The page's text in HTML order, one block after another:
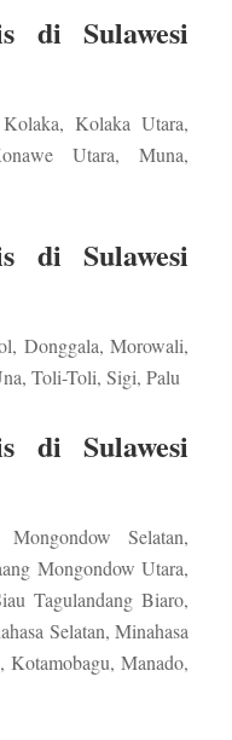
di Sulawesi
Kolaka Utara,
Utara, Muna,
di Sulawesi
Donggala, Morowali,
Toli-Toli, Sigi, Palu
di Sulawesi
Selatan,
Mongondow Utara,
Tagulandang Biaro,
Selatan, Minahasa
Kotamobagu, Manado,